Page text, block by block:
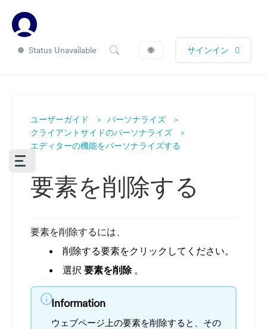
Status Unavailable 🌐 サインイン
ユーザーガイド
パーソナライズ
クライアントサイドのパーソナライズ
エディターの機能をパーソナライズする
要素を削除する
要素を削除するには、
削除する要素をクリックしてください。
選択 要素を削除 。
infoInformation
ウェブページ上の要素を削除すると、その